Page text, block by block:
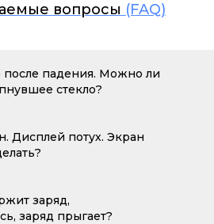
вопросы (FAQ)
после падения. Можно ли
стекло?
Дисплей потух. Экран
заряд,
заряд прыгает?